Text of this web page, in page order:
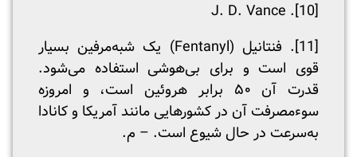
[10]
. J. D. Vance
[11]
. فنتانیل (Fentanyl) یک شبه‌مرفین بسیار
قوی است و برای بی‌هوشی استفاده می‌شود.
قدرت آن ۵۰ برابر هروئین است، و امروزه
سوءمصرفت آن در کشورهایی مانند آمریکا و کانادا
‌به‌سرعت در حال شیوع است. – م.